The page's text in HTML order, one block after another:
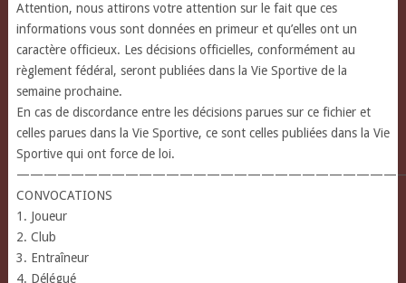
Attention, nous attirons votre attention sur le fait que ces
informations vous sont données en primeur et qu’elles ont un
caractère officieux. Les décisions officielles, conformément au
règlement fédéral, seront publiées dans la Vie Sportive de la
semaine prochaine.
En cas de discordance entre les décisions parues sur ce fichier et
celles parues dans la Vie Sportive, ce sont celles publiées dans la Vie
Sportive qui ont force de loi.
CONVOCATIONS
1. Joueur
2. Club
3. Entraîneur
4. Délégué